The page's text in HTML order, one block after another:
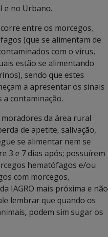
e no Urbano.
entre os morcegos,
(que se alimentam de
com o vírus,
estão se alimentando
sendo que estes
a apresentar os sinais
a contaminação.
moradores da área rural
de apetite, salivação,
se alimentar nem se
3 e 7 dias após; possuírem
hematófagos e/ou
com morcegos,
IAGRO mais próxima e não
lembrar que quando os
podem sim sugar os